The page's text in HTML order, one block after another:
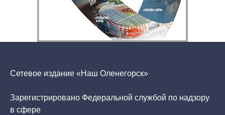
Сетевое издание «Наш Оленегорск»
Зарегистрировано Федеральной службой по надзору
в сфере